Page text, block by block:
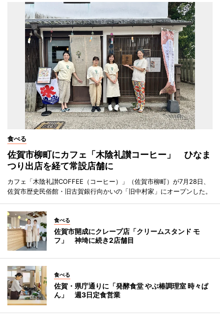
食べる
佐賀市柳町にカフェ「木陰礼讃コーヒー」 ひなま
つり出店を経て常設店舗に
カフェ「木陰礼讃COFFEE（コーヒー）」（佐賀市柳町）が7月28日、
佐賀市歴史民俗館・旧古賀銀行向かいの「旧中村家」にオープンした。
食べる
佐賀市開成にクレープ店「クリームスタンド モ
フ」 神埼に続き2店舗目
食べる
佐賀・県庁通りに「発酵食堂 やぶ椿調理室 時々ぱ
ん」 週3日定食営業